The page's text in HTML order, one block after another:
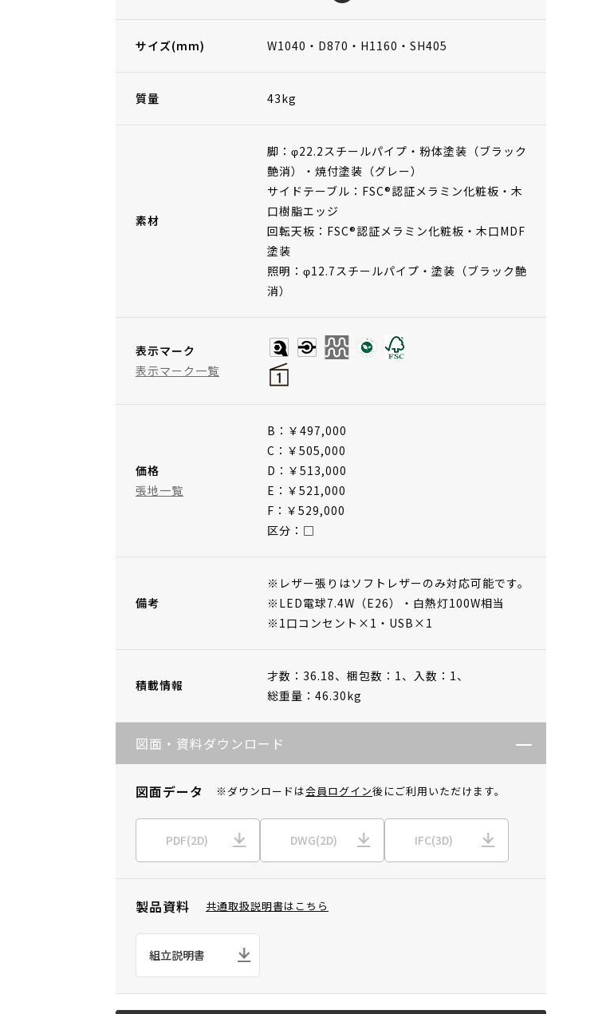
サイズ(mm) W1040・D870・H1160・SH405
質量 43kg
素材
脚：φ22.2スチールパイプ・粉体塗装（ブラック
艶消）・焼付塗装（グレー）
サイドテーブル：FSC®認証メラミン化粧板・木
口樹脂エッジ
回転天板：FSC®認証メラミン化粧板・木口MDF
塗装
照明：φ12.7スチールパイプ・塗装（ブラック艶
消）
表示マーク
表示マーク一覧
価格
張地一覧
B：￥497,000
C：￥505,000
D：￥513,000
E：￥521,000
F：￥529,000
区分：□
備考
※レザー張りはソフトレザーのみ対応可能です。
※LED電球7.4W（E26）・白熱灯100W相当
※1口コンセント×1・USB×1
積載情報
才数：36.18、 梱包数：1、 入数：1、
総重量：46.30kg
図面・資料ダウンロード
図面データ ※ダウンロードは会員ログイン後にご利用いただけます。
PDF(2D) DWG(2D) IFC(3D)
製品資料 共通取扱説明書はこちら
組立説明書